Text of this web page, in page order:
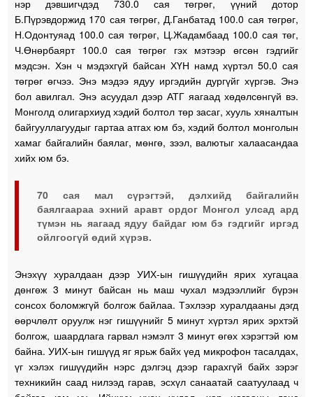
нэр дэвшигчдэд 730.0 сая төгрөг, үүний дотор
Б.Пүрэвдоржид 170 сая төгрөг, Д.Ганбатад 100.0 сая төгрөг,
Н.Одонтуяад 100.0 сая төгрөг, Ц.Жадамбаад 100.0 сая төг,
Ч.Өнөрбаярт 100.0 сая төгрөг гэх мэтээр өгсөн гэдгийг
мэдсэн. Хэн ч мэдэхгүй байсан ХҮН намд хүртэл 50.0 сая
төгрөг өгчээ. Энэ мэдээ ядуу иргэдийн дургүйг хүргэв. Энэ
бол авилгал. Энэ асуудал дээр АТГ яагаад хөдөлсөнгүй вэ.
Монголд олигархиуд хэдий болтол төр засаг, хууль хяналтын
байгууллагуудыг гартаа атгах юм бэ, хэдий болтол монголын
хамаг байгалийн баялаг, мөнгө, зээл, валютыг халаасандаа
хийх юм бэ.
70 сая мал сүрэгтэй, дэлхийд байгалийн
баялгаараа эхний аравт ордог Монгол улсад ард
түмэн нь яагаад ядуу байдаг юм бэ гэдгийг иргэд
ойлгоогүй өдий хүрэв.
Энэхүү хуралдаан дээр УИХ-ын гишүүдийн ярих хугацаа
дөнгөж 3 минут байсан нь маш чухал мэдээллийг бүрэн
сонсох боломжгүй болгож байлаа. Тэхлээр хуралдааны дэгд
өөрчлөлт оруулж нэг гишүүнийг 5 минут хүртэл ярих эрхтэй
болгож, шаардлага гарвал нэмэлт 3 минут өгөх хэрэгтэй юм
байна. УИХ-ын гишүүд яг ярьж байх үед микрофон тасалдах,
үг хэлэх гишүүдийн нэрс дэлгэц дээр гарахгүй байх зэрэг
техникийн саад нилээд гарав, эсхүл санаатай саатуулаад ч